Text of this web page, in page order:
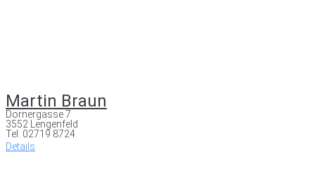
Martin Braun
Dornergasse 7
3552 Lengenfeld
Tel: 02719 8724
Details